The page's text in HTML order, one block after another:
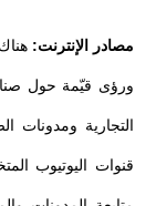
مصادر الإنترنت:
ورؤى قيّمة حول
التجارية ومدونات
قنوات اليوتيوب